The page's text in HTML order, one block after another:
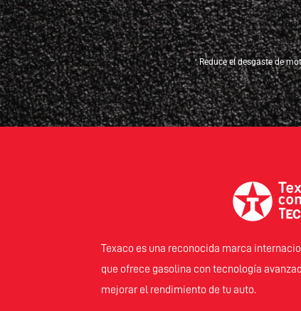
*Reduce el desgaste de
Texaco es una reconocida marca
que ofrece gasolina con tecnología
mejorar el rendimiento de tu auto.